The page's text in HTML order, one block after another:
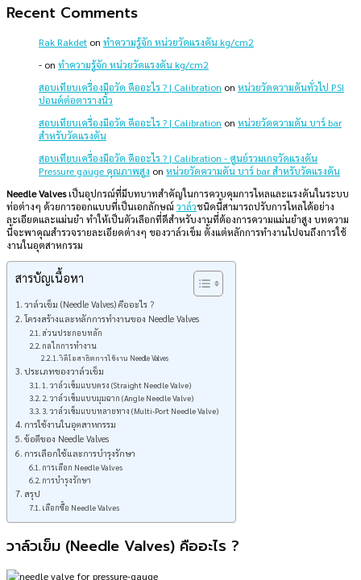
Recent Comments
Rak Rakdet on ทำความรู้จัก หน่วยวัดแรงดัน kg/cm2
- on ทำความรู้จัก หน่วยวัดแรงดัน kg/cm2
สอบเทียบเครื่องมือวัด คืออะไร ? | Calibration on หน่วยวัดความดันทั่วไป PSI
ปอนด์ต่อตารางนิ้ว
สอบเทียบเครื่องมือวัด คืออะไร ? | Calibration on หน่วยวัดความดัน บาร์ bar
สำหรับวัดแรงดัน
สอบเทียบเครื่องมือวัด คืออะไร ? | Calibration - ศูนย์รวมเกจวัดแรงดัน
Pressure gauge คุณภาพสูง on หน่วยวัดความดัน บาร์ bar สำหรับวัดแรงดัน
Needle Valvesเป็นอุปกรณ์ที่มีบทบาทสำคัญในการควบคุมการไหลและแรงดันในระบบ
ท่อต่างๆ ด้วยการออกแบบที่เป็นเอกลักษณ์วาล์วชนิดนี้สามารถปรับการไหลได้อย่าง
ละเอียดและแม่นยำ ทำให้เป็นตัวเลือกที่ดีสำหรับงานที่ต้องการความแม่นยำสูง บทความ
นี้จะพาคุณสำรวจรายละเอียดต่างๆ ของวาล์วเข็ม ตั้งแต่หลักการทำงานไปจนถึงการใช้
งานในอุตสาหกรรม
สารบัญเนื้อหา
วาล์วเข็ม (Needle Valves) คืออะไร ?
โครงสร้างและหลักการทำงานของ Needle Valves
ส่วนประกอบหลัก
กลไกการทำงาน
วิดีโอสาธิตการใช้งาน Needle Valves
ประเภทของวาล์วเข็ม
1. วาล์วเข็มแบบตรง (Straight Needle Valve)
2. วาล์วเข็มแบบมุมฉาก (Angle Needle Valve)
3. วาล์วเข็มแบบหลายทาง (Multi-Port Needle Valve)
การใช้งานในอุตสาหกรรม
ข้อดีของ Needle Valves
การเลือกใช้และการบำรุงรักษา
การเลือก Needle Valves
การบำรุงรักษา
สรุป
เลือกซื้อ Needle Valves
วาล์วเข็ม (Needle Valves) คืออะไร ?